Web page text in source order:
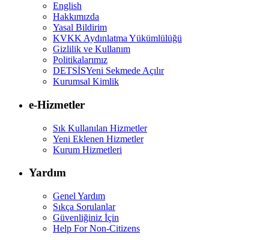
English
Hakkımızda
Yasal Bildirim
KVKK Aydınlatma Yükümlülüğü
Gizlilik ve Kullanım
Politikalarımız
DETSİSYeni Sekmede Açılır
Kurumsal Kimlik
e-Hizmetler
Sık Kullanılan Hizmetler
Yeni Eklenen Hizmetler
Kurum Hizmetleri
Yardım
Genel Yardım
Sıkça Sorulanlar
Güvenliğiniz İçin
Help For Non-Citizens